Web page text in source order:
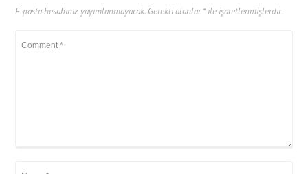
E-posta hesabınız yayımlanmayacak. Gerekli alanlar*ile işaretlenmişlerdir